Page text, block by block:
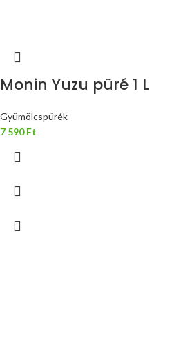
Monin Yuzu püré 1 L
Gyümölcspürék
7 590Ft